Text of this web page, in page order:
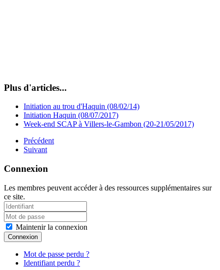
Plus d'articles...
Initiation au trou d'Haquin (08/02/14)
Initiation Haquin (08/07/2017)
Week-end SCAP à Villers-le-Gambon (20-21/05/2017)
Précédent
Suivant
Connexion
Les membres peuvent accéder à des ressources supplémentaires sur
ce site.
Maintenir la connexion
Connexion
Mot de passe perdu ?
Identifiant perdu ?